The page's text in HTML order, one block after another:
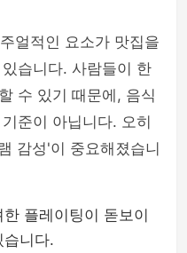
얼적인 요소가 맛집을
습니다. 사람들이 한
수 있기 때문에, 음식
준이 아닙니다. 오히
감성'이 중요해졌습니
플레이팅이 돋보이
습니다.